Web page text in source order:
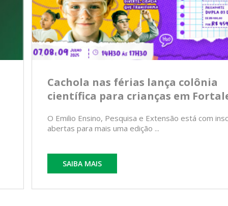
Cachola nas férias lança colônia
científica para crianças em
O Emilio Ensino, Pesquisa e Extensão está com
abertas para mais uma edição ...
SAIBA MAIS